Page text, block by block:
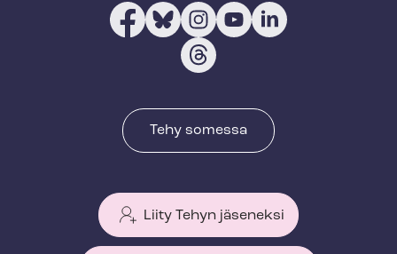
Tehy somessa
Liity Tehyn jäseneksi